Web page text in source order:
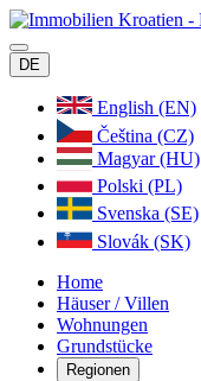
DE
English (EN)
Čeština (CZ)
Magyar (HU)
Polski (PL)
Svenska (SE)
Slovák (SK)
Home
Häuser / Villen
Wohnungen
Grundstücke
Regionen